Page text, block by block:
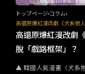
トップページ コラム
高還原爆紅漫改劇《犬系戀
高還原爆紅漫改劇
脫「戲路框架」？
▲ 韓國人氣漫畫〈犬系